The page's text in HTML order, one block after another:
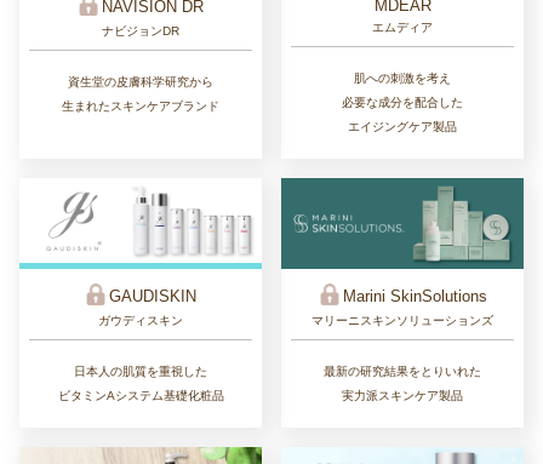
NAVISION DR
ナビジョンDR
資生堂の皮膚科学研究から
生まれたスキンケアブランド
MDEAR
エムディア
肌への刺激を考え
必要な成分を配合した
エイジングケア製品
GAUDISKIN
ガウディスキン
日本人の肌質を重視した
ビタミンAシステム基礎化粧品
Marini SkinSolutions
マリーニスキンソリューションズ
最新の研究結果をとりいれた
実力派スキンケア製品